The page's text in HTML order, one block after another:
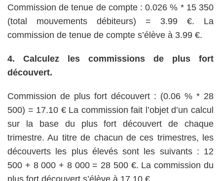
Commission de tenue de compte : 0.026 % * 15 350
(total mouvements débiteurs) = 3.99 €. La
commission de tenue de compte s’élève à 3.99 €.
4. Calculez les commissions de plus fort
découvert.
Commission de plus fort découvert : (0.06 % * 28
500) = 17.10 € La commission fait l’objet d’un calcul
sur la base du plus fort découvert de chaque
trimestre. Au titre de chacun de ces trimestres, les
découverts les plus élevés sont les suivants : 12
500 + 8 000 + 8 000 = 28 500 €. La commission du
plus fort découvert s’élève à 17.10 €.